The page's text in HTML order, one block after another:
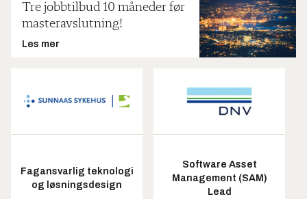
Tre jobbtilbud 10 måneder før
masteravslutning!
Les mer
Fagansvarlig teknologi
og løsningsdesign
Software Asset
Management (SAM)
Lead